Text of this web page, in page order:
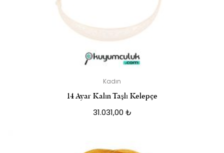
Kadın
14 Ayar Kalın Taşlı Kelepçe
31.031,00 ₺